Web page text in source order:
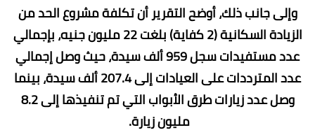
وإلى جانب ذلك، أوضح التقرير أن تكلفة مشروع الحد من
الزيادة السكانية (2 كفاية) بلغت 22 مليون جنيه، بإجمالي
عدد مستفيدات سجل 959 ألف سيدة، حيث وصل إجمالي
عدد المترددات على العيادات إلى 207.4 ألف سيدة، بينما
وصل عدد زيارات طرق الأبواب التي تم تنفيذها إلى 8.2
مليون زيارة.